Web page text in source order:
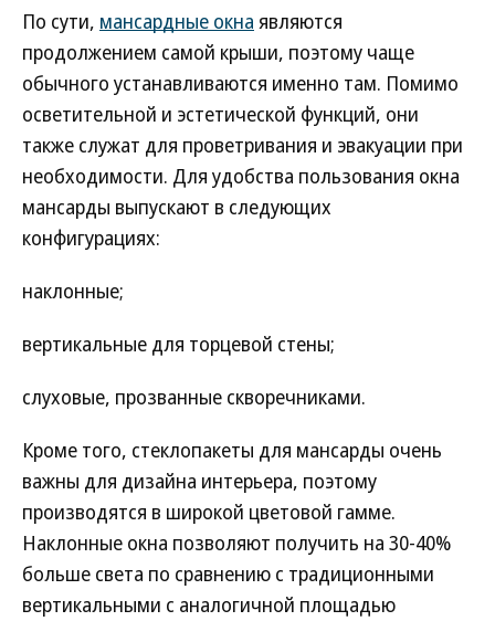
По сути, мансардные окна являются
продолжением самой крыши, поэтому чаще
обычного устанавливаются именно там. Помимо
осветительной и эстетической функций, они
также служат для проветривания и эвакуации при
необходимости. Для удобства пользования окна
мансарды выпускают в следующих
конфигурациях:
наклонные;
вертикальные для торцевой стены;
слуховые, прозванные скворечниками.
Кроме того, стеклопакеты для мансарды очень
важны для дизайна интерьера, поэтому
производятся в широкой цветовой гамме.
Наклонные окна позволяют получить на 30-40%
больше света по сравнению с традиционными
вертикальными с аналогичной площадью